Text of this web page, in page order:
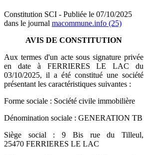
Constitution SCI - Publiée le 07/10/2025
dans le journal macommune.info (25)
AVIS DE CONSTITUTION
Aux termes d'un acte sous signature privée
en date à FERRIERES LE LAC du
03/10/2025, il a été constitué une société
présentant les caractéristiques suivantes :
Forme sociale : Société civile immobilière
Dénomination sociale : GENERATION TB
Siège social : 9 Bis rue du Tilleul,
25470 FERRIERES LE LAC